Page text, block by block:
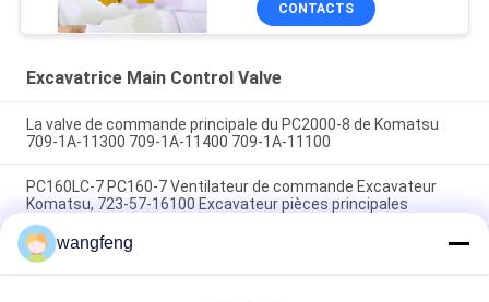
CONTACTS
Excavatrice Main Control Valve
La valve de commande principale du PC2000-8 de Komatsu
709-1A-11300 709-1A-11400 709-1A-11100
PC160LC-7 PC160-7 Ventilateur de commande Excavateur
Komatsu, 723-57-16100 Excavateur pièces principales
VOE14541591 Valve de commande principale de l'excavateur
pour Volvo EC290B EC290C FC329C
wangfeng